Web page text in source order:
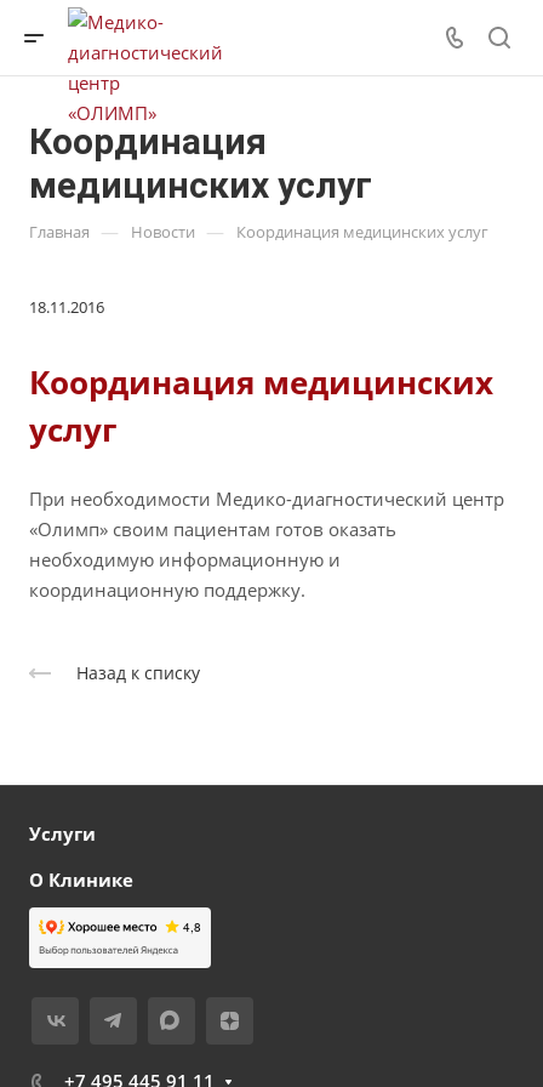
Координация
медицинских услуг
Главная — Новости — Координация медицинских услуг
18.11.2016
Координация медицинских
услуг
При необходимости Медико-диагностический центр
«Олимп» своим пациентам готов оказать
необходимую информационную и
координационную поддержку.
Назад к списку
Услуги
О Клинике
+7 495 445 91 11